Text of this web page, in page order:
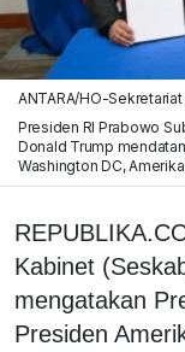
ANTARA/HO-
Presiden RI Prabowo
Donald Trump
Washington DC,
Kabinet
mengatakan
Presiden